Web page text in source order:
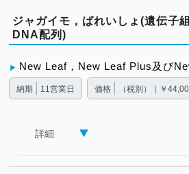
ジャガイモ，ばれいしょ(遺伝子
DNA配列)
New Leaf，New Leaf Plus及び
納期 11営業日 価格 （税別）｜￥
詳細